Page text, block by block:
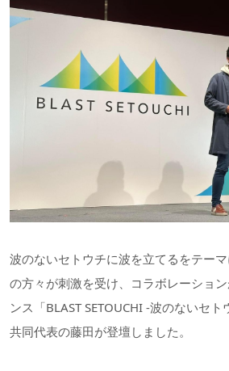
波のないセトウチに波を立てるをテー
の方々が刺激を受け、コラボレーショ
ンス「BLAST SETOUCHI -波のないセ
共同代表の藤田が登壇しました。